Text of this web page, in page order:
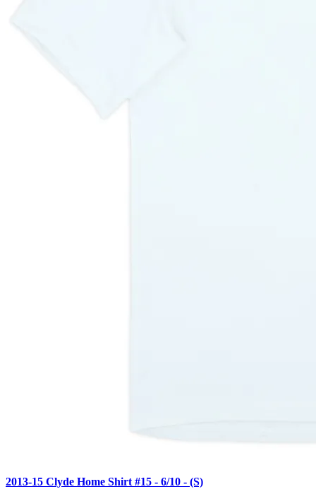
2013-15 Clyde Home Shirt #15 - 6/10 - (S)